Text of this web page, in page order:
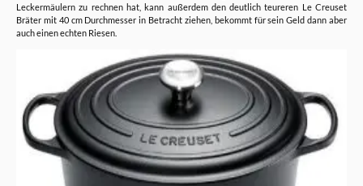
Leckermäulern zu rechnen hat, kann außerdem den deutlich teureren Le Creuset
Bräter mit 40 cm Durchmesser in Betracht ziehen, bekommt für sein Geld dann aber
auch einen echten Riesen.